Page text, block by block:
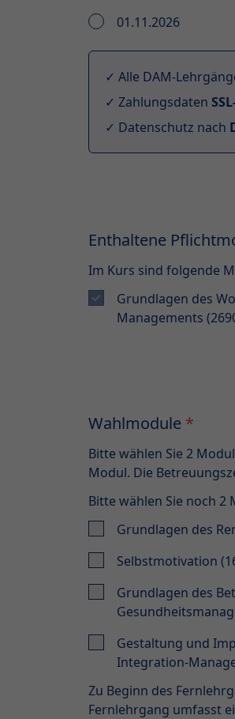
01.11.2026
✓ Alle DAM-
✓ Zahlungsdaten
✓ Datenschutz nach
Enthaltene
Im Kurs sind folgende
Grundlagen des
Managements
Wahlmodule *
Bitte wählen Sie 2
Modul. Die
Bitte wählen Sie noch 2
Grundlagen des
Selbstmotivation
Grundlagen des
Gestaltung und
Integration-
Zu Beginn des
Fernlehrgang umfasst